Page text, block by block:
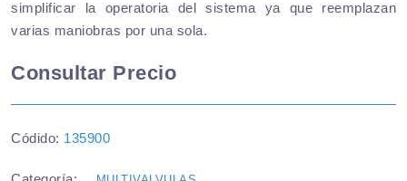
simplificar la operatoria del sistema ya que reemplazan
varias maniobras por una sola.
Consultar Precio
Códido: 135900